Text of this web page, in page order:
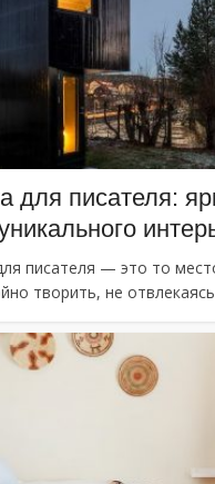
для писателя:
писателя — это то
творить, не